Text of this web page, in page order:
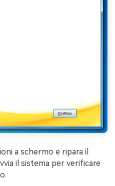
a schermo e ripara il
il sistema per verificare